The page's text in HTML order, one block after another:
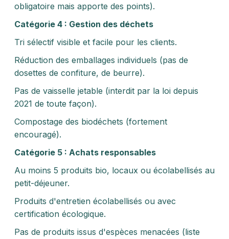
obligatoire mais apporte des points).
Catégorie 4 : Gestion des déchets
Tri sélectif visible et facile pour les clients.
Réduction des emballages individuels (pas de
dosettes de confiture, de beurre).
Pas de vaisselle jetable (interdit par la loi depuis
2021 de toute façon).
Compostage des biodéchets (fortement
encouragé).
Catégorie 5 : Achats responsables
Au moins 5 produits bio, locaux ou écolabellisés au
petit-déjeuner.
Produits d'entretien écolabellisés ou avec
certification écologique.
Pas de produits issus d'espèces menacées (liste